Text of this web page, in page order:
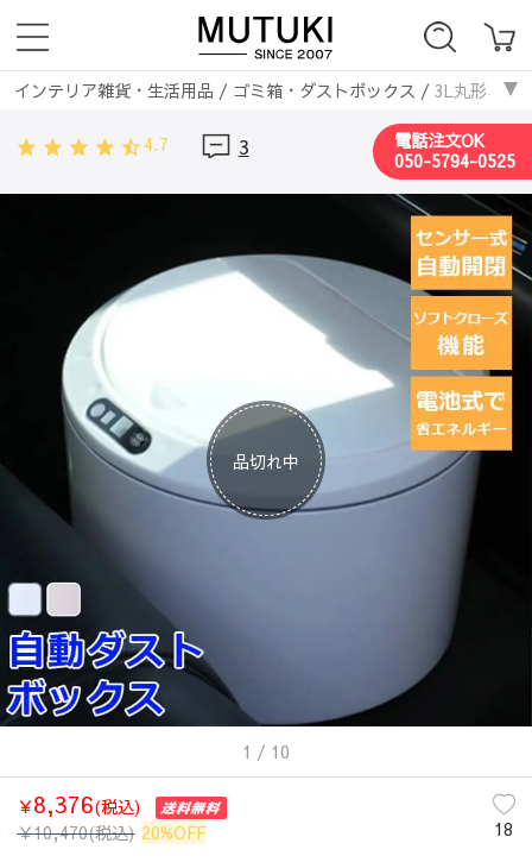
インテリア雑貨・生活用品 / ゴミ箱・ダストボックス / 3L丸形卓上
4.7 3
電話注文OK
050-5794-0525
品切れ中
1 / 10
￥8,376(税込)
￥10,470(税込) 20%OFF 18